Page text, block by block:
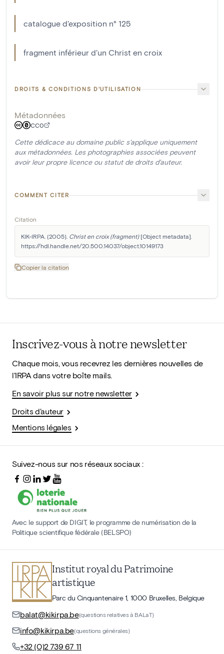
catalogue d'exposition n° 125
fragment inférieur d'un Christ en croix
DROITS & CONDITIONS D'UTILISATION
Métadonnées
CC0
Cette dédicace au domaine public s'applique uniquement
aux métadonnées. Les photographies associées peuvent
avoir leur propre licence ou statut de droits d'auteur.
COMMENT CITER
Citation
KIK-IRPA. (2005). Christ en croix (fragment) [Object metadata].
https://hdl.handle.net/20.500.14037/object.10149173
Copier la citation
Inscrivez-vous à notre newsletter
Chaque mois, vous recevrez les dernières nouvelles de
l'IRPA dans votre boîte mails.
En savoir plus sur notre newsletter
Droits d'auteur
Mentions légales
Suivez-nous sur nos réseaux sociaux :
Avec le support de DIGIT, le programme de numérisation de la
Politique scientifique fédérale (BELSPO)
Institut royal du Patrimoine
artistique
Parc du Cinquantenaire 1, 1000 Bruxelles, Belgique
balat@kikirpa.be(questions relatives à BALaT)
info@kikirpa.be(questions générales)
+32 (0)2 739 67 11